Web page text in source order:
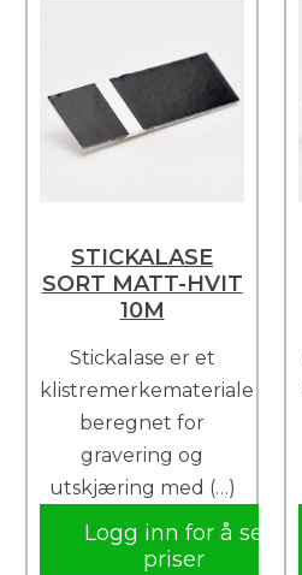
STICKALASE
SORT MATT-HVIT
10M
Stickalase er et
klistremerkemateriale
beregnet for
gravering og
utskjæring med (…)
Logg inn for å se
priser